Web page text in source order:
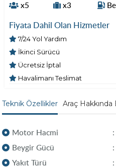
x5 x3
Fiyata Dahil Olan Hizmetler
7/24 Yol Yardım
İkinci Sürücü
Ücretsiz İptal
Havalimanı Teslimat
Teknik Özellikler Araç Hakkında
Motor Hacmi
:
Beygir Gücü
:
Yakıt Türü